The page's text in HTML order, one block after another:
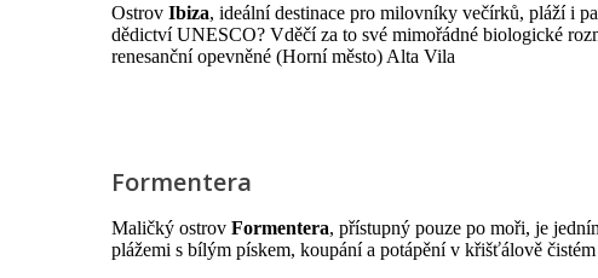
Ostrov Ibiza, ideální destinace pro milovníky večírků, pláží i
dědictví UNESCO? Vděčí za to své mimořádné biologické
renesanční opevněné (Horní město) Alta Vila
Formentera
Maličký ostrov Formentera, přístupný pouze po moři, je
plážemi s bílým pískem, koupání a potápění v křišťálově